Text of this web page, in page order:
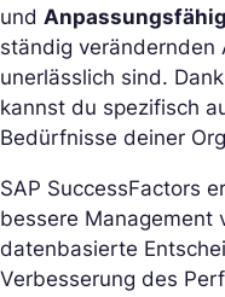
und
ständig verändernden
unerlässlich sind.
kannst du spezifisch
Bedürfnisse deiner
SAP SuccessFactors
bessere Management
datenbasierte
Verbesserung des